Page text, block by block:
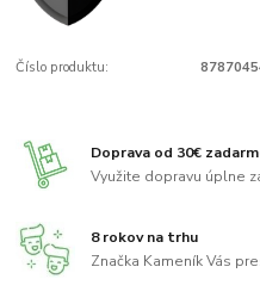
Číslo produktu:
Doprava od 30€
Využite dopravu úplne
8 rokov na trhu
Značka Kameník Vás